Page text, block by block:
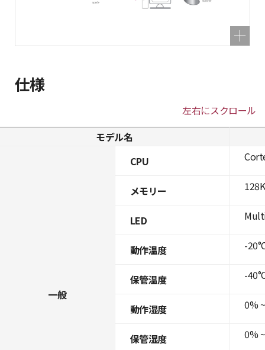
仕様
左右にスクロール
モデル名
一般
CPU
メモリー
LED
動作温度
保管温度
動作湿度
保管湿度
-
-
0%
0%